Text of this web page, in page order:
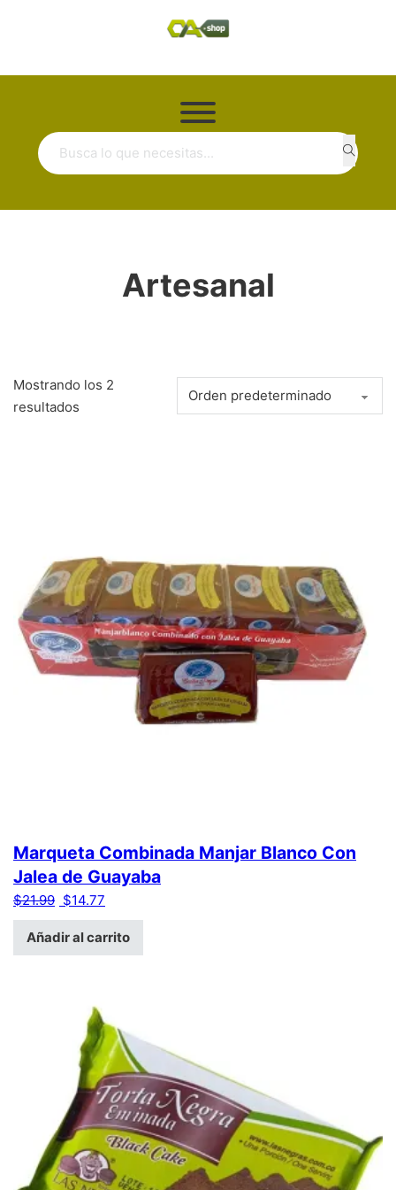
Buscar ...
Artesanal
Mostrando los 2
resultados
Marqueta Combinada Manjar Blanco Con
Jalea de Guayaba
$21.99 El precio original era: $21.99.
$14.77
Añadir al carrito